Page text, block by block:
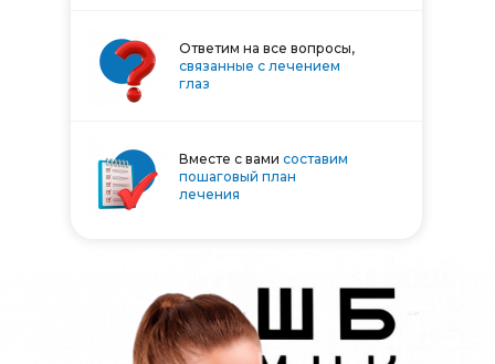
Ответим на все вопросы,
связанные с лечением
глаз
Вместе с вами составим
пошаговый план
лечения